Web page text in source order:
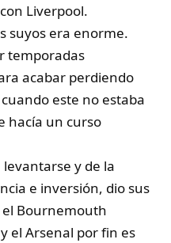
Liverpool.
suyos era enorme.
temporadas
acabar perdiendo
este no estaba
hacía un curso
y de la
e inversión, dio sus
Bournemouth
el Arsenal por fin es